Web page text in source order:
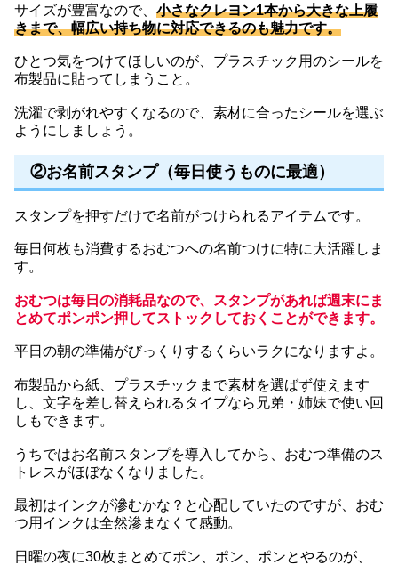
サイズが豊富なので、 小さなクレヨン1本から大きな上履
きまで、幅広い持ち物に対応できるのも魅力です。
ひとつ気をつけてほしいのが、プラスチック用のシールを
布製品に貼ってしまうこと。
洗濯で剥がれやすくなるので、素材に合ったシールを選ぶ
ようにしましょう。
②お名前スタンプ（毎日使うものに最適）
スタンプを押すだけで名前がつけられるアイテムです。
毎日何枚も消費するおむつへの名前つけに特に大活躍しま
す。
おむつは毎日の消耗品なので、スタンプがあれば週末にま
とめてポンポン押してストックしておくことができます。
平日の朝の準備がびっくりするくらいラクになりますよ。
布製品から紙、プラスチックまで素材を選ばず使えます
し、文字を差し替えられるタイプなら兄弟・姉妹で使い回
しもできます。
うちではお名前スタンプを導入してから、おむつ準備のス
トレスがほぼなくなりました。
最初はインクが滲むかな？と心配していたのですが、おむ
つ用インクは全然滲まなくて感動。
日曜の夜に30枚まとめてポン、ポン、ポンとやるのが、